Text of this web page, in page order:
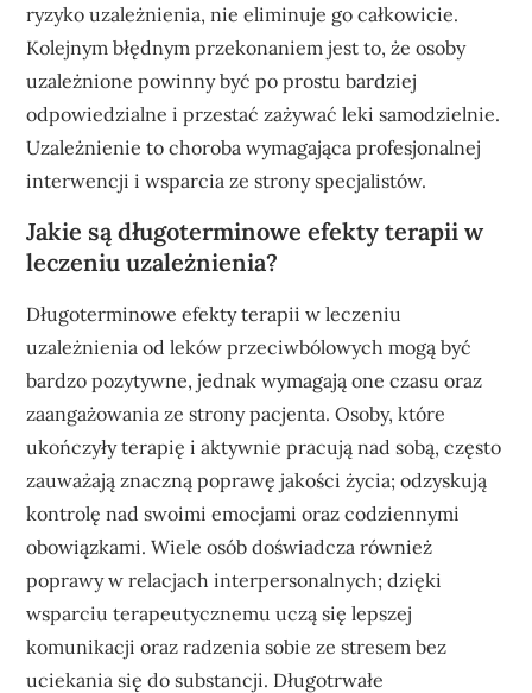
ryzyko uzależnienia, nie eliminuje go całkowicie.
Kolejnym błędnym przekonaniem jest to, że osoby
uzależnione powinny być po prostu bardziej
odpowiedzialne i przestać zażywać leki samodzielnie.
Uzależnienie to choroba wymagająca profesjonalnej
interwencji i wsparcia ze strony specjalistów.
Jakie są długoterminowe efekty terapii w
leczeniu uzależnienia?
Długoterminowe efekty terapii w leczeniu
uzależnienia od leków przeciwbólowych mogą być
bardzo pozytywne, jednak wymagają one czasu oraz
zaangażowania ze strony pacjenta. Osoby, które
ukończyły terapię i aktywnie pracują nad sobą, często
zauważają znaczną poprawę jakości życia; odzyskują
kontrolę nad swoimi emocjami oraz codziennymi
obowiązkami. Wiele osób doświadcza również
poprawy w relacjach interpersonalnych; dzięki
wsparciu terapeutycznemu uczą się lepszej
komunikacji oraz radzenia sobie ze stresem bez
uciekania się do substancji. Długotrwałe